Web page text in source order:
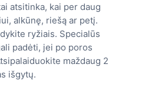
atsitinka, kai per daug
alkūnę, riešą ar petį.
ryžiais. Specialūs
padėti, jei po poros
maždaug 2
išgytų.